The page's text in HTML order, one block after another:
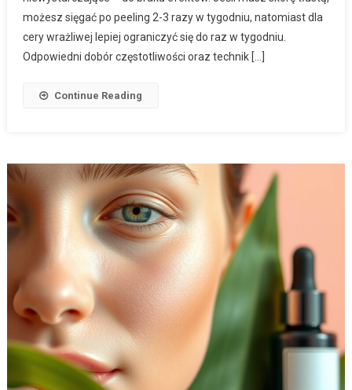
możesz sięgać po peeling 2-3 razy w tygodniu, natomiast dla
cery wrażliwej lepiej ograniczyć się do raz w tygodniu.
Odpowiedni dobór częstotliwości oraz technik […]
Continue Reading